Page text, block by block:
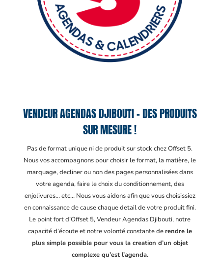
VENDEUR AGENDAS DJIBOUTI – DES PRODUITS
SUR MESURE !
Pas de format unique ni de produit sur stock chez Offset 5.
Nous vos accompagnons pour choisir le format, la matière, le
marquage, decliner ou non des pages personnalisées dans
votre agenda, faire le choix du conditionnement, des
enjolivures… etc… Nous vous aidons afin que vous choisissiez
en connaissance de cause chaque detail de votre produit fini.
Le point fort d’Offset 5, Vendeur Agendas Djibouti, notre
capacité d’écoute et notre volonté constante derendre le
plus simple possible pour vous la creation d’un objet
complexe qu’est l’agenda.